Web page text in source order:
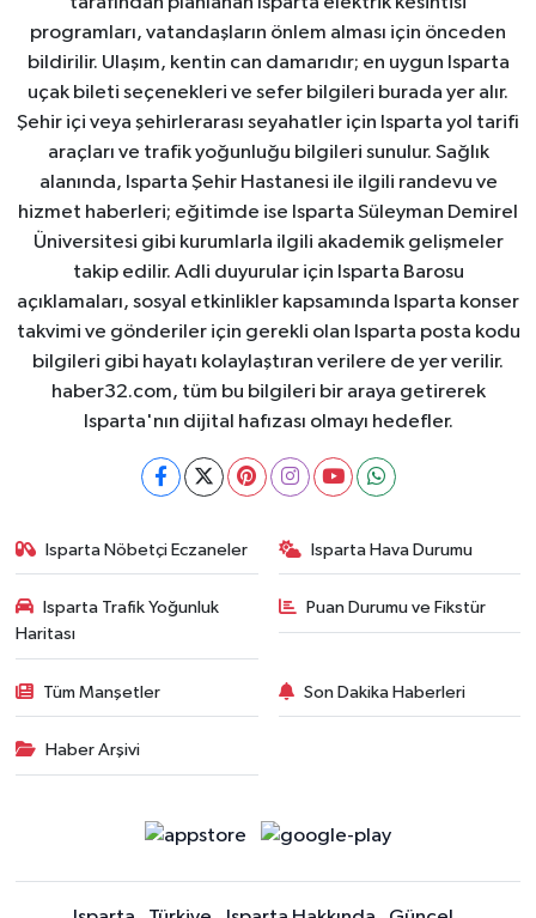
programları, vatandaşların önlem alması için önceden
bildirilir. Ulaşım, kentin can damarıdır; en uygun Isparta
uçak bileti seçenekleri ve sefer bilgileri burada yer alır.
Şehir içi veya şehirlerarası seyahatler için Isparta yol tarifi
araçları ve trafik yoğunluğu bilgileri sunulur. Sağlık
alanında, Isparta Şehir Hastanesi ile ilgili randevu ve
hizmet haberleri; eğitimde ise Isparta Süleyman Demirel
Üniversitesi gibi kurumlarla ilgili akademik gelişmeler
takip edilir. Adli duyurular için Isparta Barosu
açıklamaları, sosyal etkinlikler kapsamında Isparta konser
takvimi ve gönderiler için gerekli olan Isparta posta kodu
bilgileri gibi hayatı kolaylaştıran verilere de yer verilir.
haber32.com, tüm bu bilgileri bir araya getirerek
Isparta'nın dijital hafızası olmayı hedefler.
Isparta Nöbetçi Eczaneler Isparta Hava Durumu
Isparta Trafik Yoğunluk
Haritası
Puan Durumu ve Fikstür
Tüm Manşetler Son Dakika Haberleri
Haber Arşivi